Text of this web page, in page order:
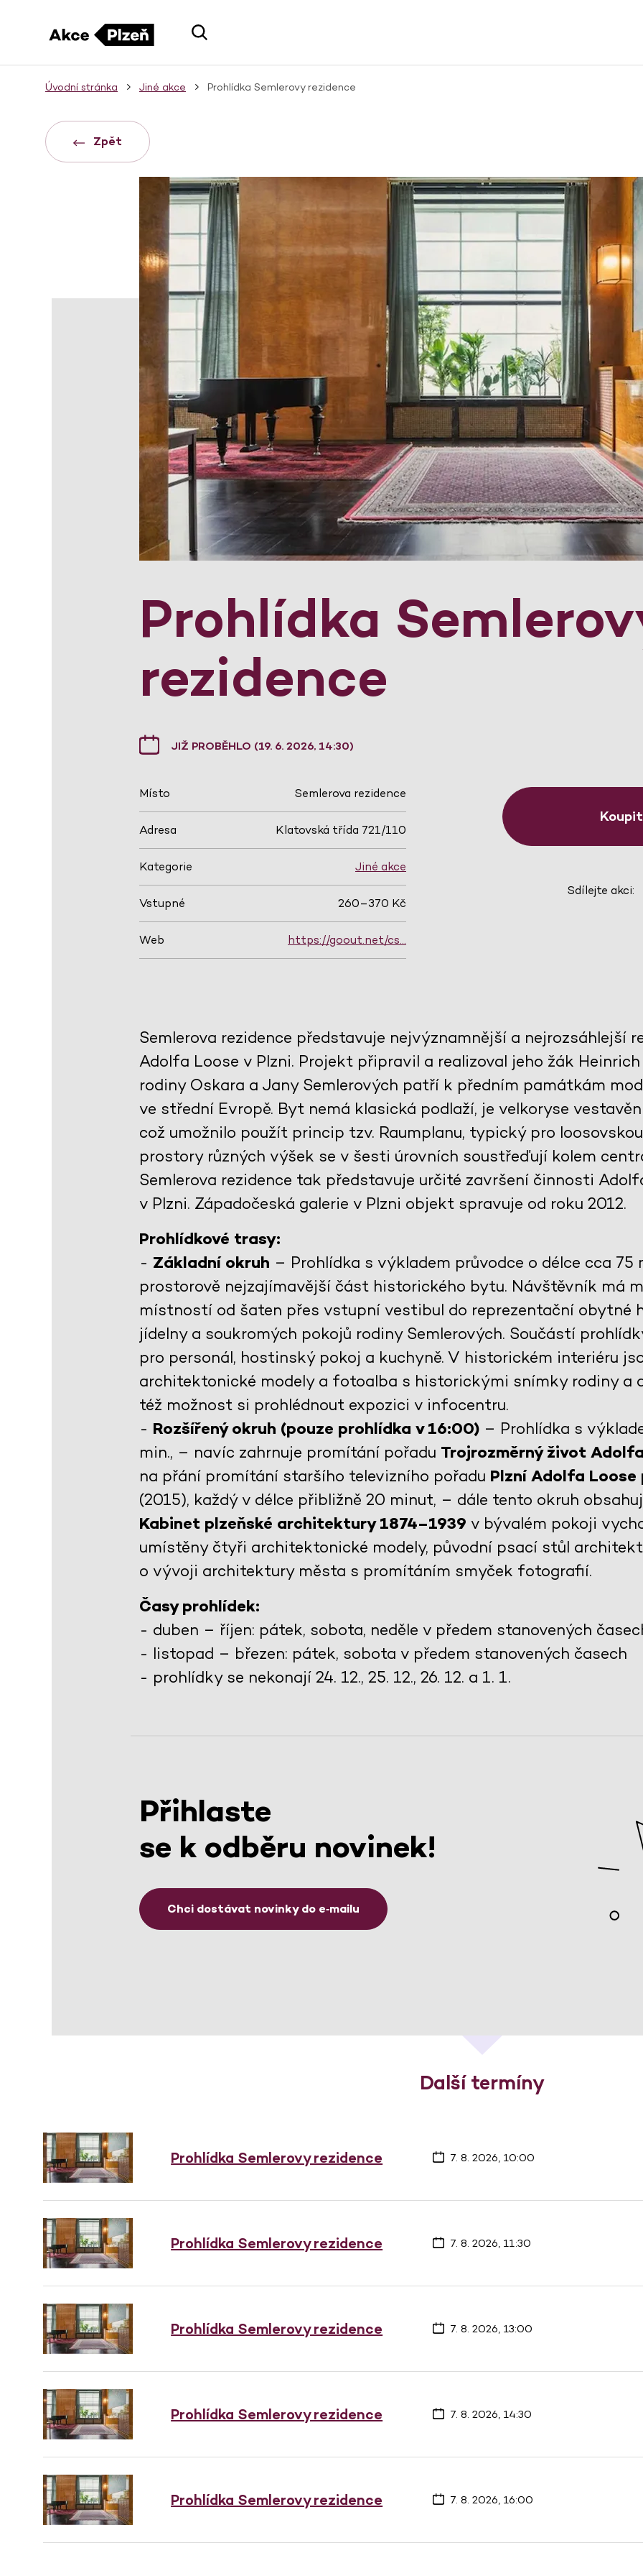
Úvodní stránka Jiné akce Prohlídka Semlerovy rezidence
Zpět
Prohlídka
rezidence
JIŽ PROBĚHLO (19. 6. 2026, 14:30)
Místo Semlerova rezidence
Adresa Klatovská třída 721/110
Kategorie Jiné akce
Vstupné 260–370 Kč
Web https://goout.net/cs…
Sdílejte akci:
Semlerova rezidence představuje nejvýznamnější a nejrozsáhlejší
Adolfa Loose v Plzni. Projekt připravil a realizoval jeho žák
rodiny Oskara a Jany Semlerových patří k předním památkám
ve střední Evropě. Byt nemá klasická podlaží, je velkoryse
což umožnilo použít princip tzv. Raumplanu, typický pro
prostory různých výšek se v šesti úrovních soustřeďují kolem
Semlerova rezidence tak představuje určité završení činnosti
v Plzni. Západočeská galerie v Plzni objekt spravuje od roku 2012.
Prohlídkové trasy:
- Základní okruh – Prohlídka s výkladem průvodce o délce cca 75
prostorově nejzajímavější část historického bytu. Návštěvník má
místností od šaten přes vstupní vestibul do reprezentační obytné
jídelny a soukromých pokojů rodiny Semlerových. Součástí
pro personál, hostinský pokoj a kuchyně. V historickém interiéru
architektonické modely a fotoalba s historickými snímky rodiny a
též možnost si prohlédnout expozici v infocentru.
- Rozšířený okruh (pouze prohlídka v 16:00) – Prohlídka s
min., – navíc zahrnuje promítání pořadu Trojrozměrný život
na přání promítání staršího televizního pořadu Plzní Adolfa
(2015), každý v délce přibližně 20 minut, – dále tento okruh
Kabinet plzeňské architektury 1874–1939 v bývalém pokoji
umístěny čtyři architektonické modely, původní psací stůl
o vývoji architektury města s promítáním smyček fotografií.
Časy prohlídek:
- duben – říjen: pátek, sobota, neděle v předem stanovených
- listopad – březen: pátek, sobota v předem stanovených časech
- prohlídky se nekonají 24. 12., 25. 12., 26. 12. a 1. 1.
Přihlaste
se k odběru novinek!
Chci dostávat novinky do e‑mailu
Další termíny
Prohlídka Semlerovy rezidence 7. 8. 2026, 10:00
Prohlídka Semlerovy rezidence 7. 8. 2026, 11:30
Prohlídka Semlerovy rezidence 7. 8. 2026, 13:00
Prohlídka Semlerovy rezidence 7. 8. 2026, 14:30
Prohlídka Semlerovy rezidence 7. 8. 2026, 16:00